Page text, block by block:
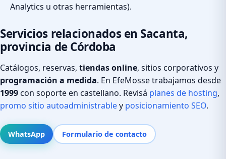
Analytics u otras herramientas).
Servicios relacionados en Sacanta,
provincia de Córdoba
Catálogos, reservas, tiendas online, sitios corporativos y
programación a medida. En EfeMosse trabajamos desde
1999con soporte en castellano. Revisá planes de hosting,
promo sitio autoadministrabley posicionamiento SEO.
WhatsApp Formulario de contacto